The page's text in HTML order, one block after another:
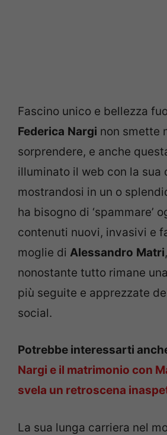
Fascino unico e bellezza
Federica Nargi non smette
sorprendere, e anche
illuminato il web con la sua
mostrandosi in un o
ha bisogno di ‘spammare’
contenuti nuovi, invasivi e
moglie di Alessandro Matri
nonostante tutto rimane
più seguite e apprezzate
social.
Potrebbe interessarti
Nargi e il matrimonio con
svela un retroscena
La sua lunga carriera nel